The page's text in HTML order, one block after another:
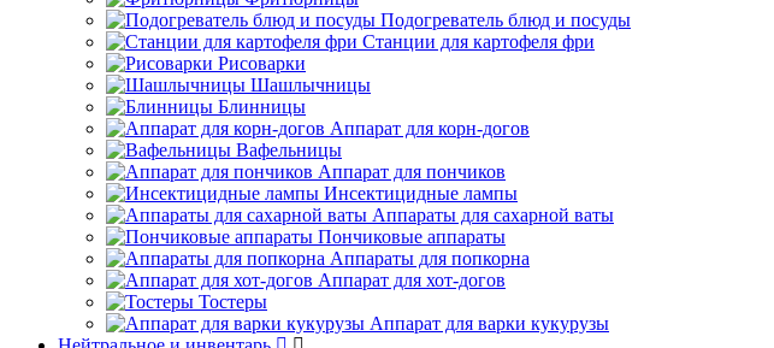
Подогреватель блюд и посуды
Станции для картофеля фри
Рисоварки
Шашлычницы
Блинницы
Аппарат для корн-догов
Вафельницы
Аппарат для пончиков
Инсектицидные лампы
Аппараты для сахарной ваты
Пончиковые аппараты
Аппараты для попкорна
Аппарат для хот-догов
Тостеры
Аппарат для варки кукурузы